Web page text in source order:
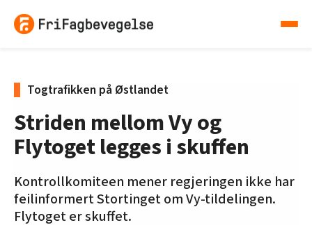
Togtrafikken på Østlandet
Striden mellom Vy og
Flytoget legges i skuffen
Kontrollkomiteen mener regjeringen ikke har
feilinformert Stortinget om Vy-tildelingen.
Flytoget er skuffet.